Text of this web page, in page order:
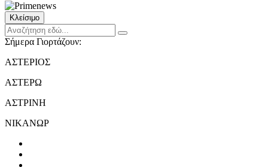
Κλείσιμο
Σήμερα Γιορτάζουν:
ΑΣΤΕΡΙΟΣ
ΑΣΤΕΡΩ
ΑΣΤΡΙΝΗ
ΝΙΚΑΝΩΡ